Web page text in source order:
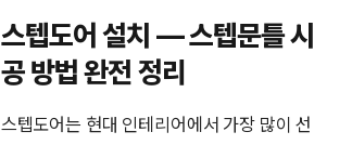
스텝도어 설치 — 스텝문틀 시
공 방법 완전 정리
스텝도어는 현대 인테리어에서 가장 많이 선